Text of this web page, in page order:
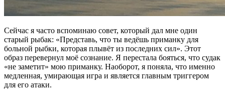
Сейчас я часто вспоминаю совет, который дал мне один
старый рыбак: «Представь, что ты ведёшь приманку для
больной рыбки, которая плывёт из последних сил». Этот
образ перевернул моё сознание. Я перестала бояться, что судак
«не заметит» мою приманку. Наоборот, я поняла, что именно
медленная, умирающая игра и является главным триггером
для его атаки.